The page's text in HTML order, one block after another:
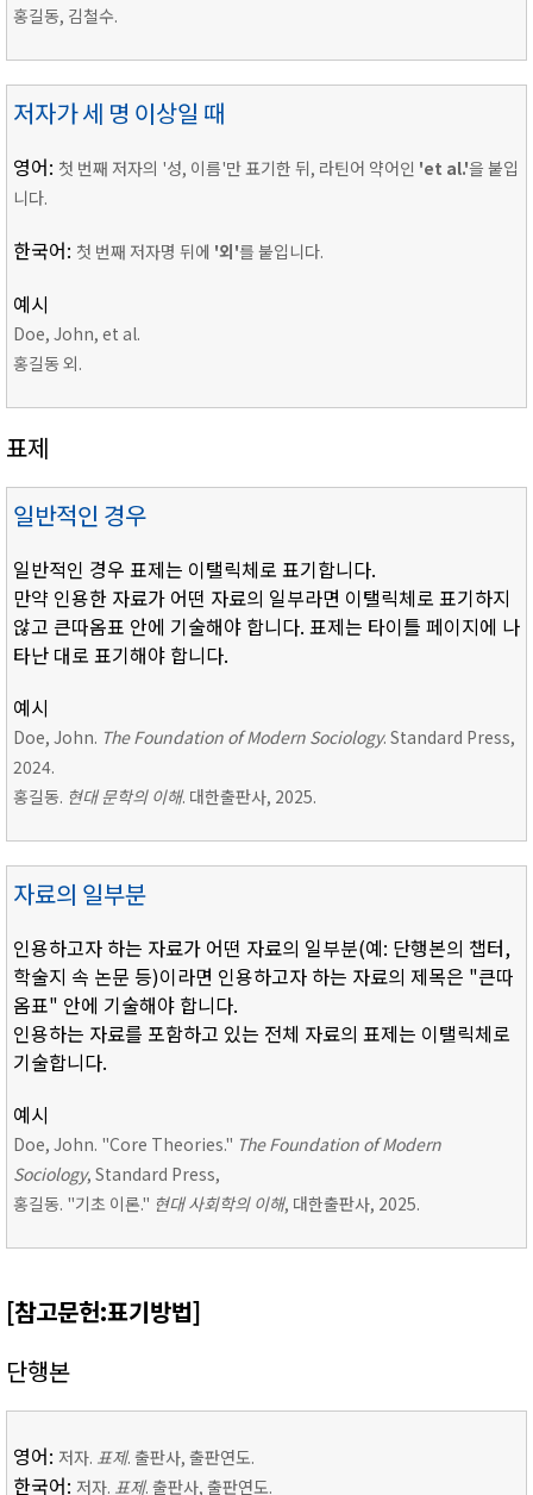
홍길동, 김철수.
저자가 세 명 이상일 때
영어: 첫 번째 저자의 '성, 이름'만 표기한 뒤, 라틴어 약어인 'et al.'을 붙입
니다.
한국어: 첫 번째 저자명 뒤에 '외'를 붙입니다.
예시
Doe, John, et al.
홍길동 외.
표제
일반적인 경우
일반적인 경우 표제는 이탤릭체로 표기합니다.
만약 인용한 자료가 어떤 자료의 일부라면 이탤릭체로 표기하지
않고 큰따옴표 안에 기술해야 합니다. 표제는 타이틀 페이지에 나
타난 대로 표기해야 합니다.
예시
Doe, John. The Foundation of Modern Sociology. Standard Press,
2024.
홍길동. 현대 문학의 이해. 대한출판사, 2025.
자료의 일부분
인용하고자 하는 자료가 어떤 자료의 일부분(예: 단행본의 챕터,
학술지 속 논문 등)이라면 인용하고자 하는 자료의 제목은 "큰따
옴표" 안에 기술해야 합니다.
인용하는 자료를 포함하고 있는 전체 자료의 표제는 이탤릭체로
기술합니다.
예시
Doe, John. "Core Theories." The Foundation of Modern
Sociology, Standard Press,
홍길동. "기초 이론." 현대 사회학의 이해, 대한출판사, 2025.
[참고문헌:표기방법]
단행본
영어: 저자. 표제. 출판사, 출판연도.
한국어: 저자. 표제. 출판사, 출판연도.